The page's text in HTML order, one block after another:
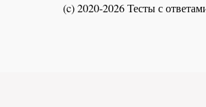
(c) 2020-2026 Тесты с